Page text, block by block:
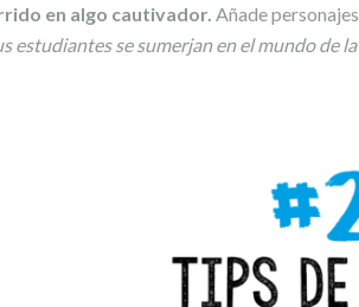
en algo cautivador. Añade personajes,
estudiantes se sumerjan en el mundo de la